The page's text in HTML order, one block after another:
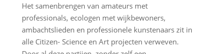
Het samenbrengen van amateurs met
professionals, ecologen met wijkbewoners,
ambachtslieden en professionele kunstenaars zit in
alle Citizen- Science en Art projecten verweven.